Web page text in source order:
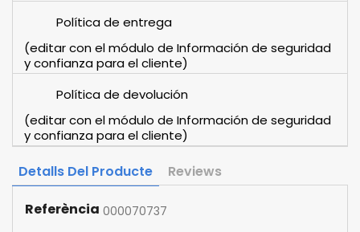
Política de entrega
(editar con el módulo de Información de seguridad
y confianza para el cliente)
Política de devolución
(editar con el módulo de Información de seguridad
y confianza para el cliente)
Detalls Del Producte Reviews
Referència 000070737